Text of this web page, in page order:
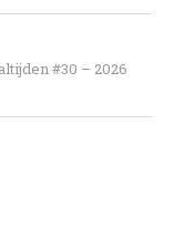
#30 – 2026